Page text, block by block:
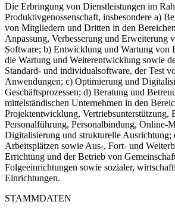
Die Erbringung von Dienstleistungen im
Produktivgenossenschaft, insbesondere a)
von Mitgliedern und Dritten in den
Anpassung, Verbesserung und Erweiterung
Software; b) Entwicklung und Wartung von
die Wartung und Weiterentwicklung sowie
Standard- und individualsoftware, der Test
Anwendungen; c) Optimierung und
Geschäftsprozessen; d) Beratung und
mittelständischen Unternehmen in den
Projektentwicklung, Vertriebsunterstützung,
Personalführung, Personalbindung, Online-
Digitalisierung und strukturelle Ausrichtung;
Arbeitsplätzen sowie Aus-, Fort- und
Errichtung und der Betrieb von
Folgeeinrichtungen sowie sozialer,
Einrichtungen.
STAMMDATEN